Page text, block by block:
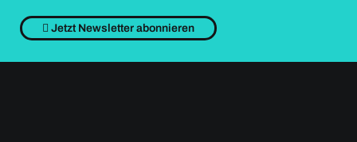
Jetzt Newsletter abonnieren